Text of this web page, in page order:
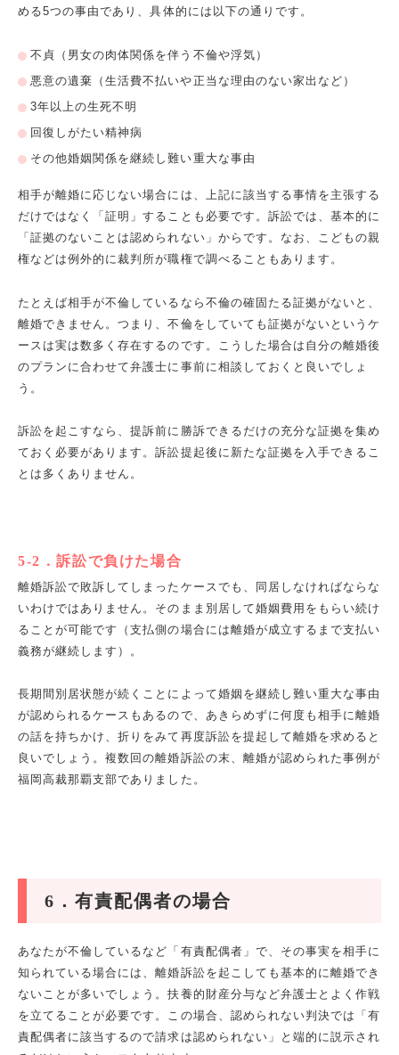
める5つの事由であり、具体的には以下の通りです。
不貞（男女の肉体関係を伴う不倫や浮気）
悪意の遺棄（生活費不払いや正当な理由のない家出など）
3年以上の生死不明
回復しがたい精神病
その他婚姻関係を継続し難い重大な事由
相手が離婚に応じない場合には、上記に該当する事情を主張する
だけではなく「証明」することも必要です。訴訟では、基本的に
「証拠のないことは認められない」からです。なお、こどもの親
権などは例外的に裁判所が職権で調べることもあります。
たとえば相手が不倫しているなら不倫の確固たる証拠がないと、
離婚できません。つまり、不倫をしていても証拠がないというケ
ースは実は数多く存在するのです。こうした場合は自分の離婚後
のプランに合わせて弁護士に事前に相談しておくと良いでしょ
う。
訴訟を起こすなら、提訴前に勝訴できるだけの充分な証拠を集め
ておく必要があります。訴訟提起後に新たな証拠を入手できるこ
とは多くありません。
5-2 ．訴訟で負けた場合
離婚訴訟で敗訴してしまったケースでも、同居しなければならな
いわけではありません。そのまま別居して婚姻費用をもらい続け
ることが可能です（支払側の場合には離婚が成立するまで支払い
義務が継続します）。
長期間別居状態が続くことによって婚姻を継続し難い重大な事由
が認められるケースもあるので、あきらめずに何度も相手に離婚
の話を持ちかけ、折りをみて再度訴訟を提起して離婚を求めると
良いでしょう。複数回の離婚訴訟の末、離婚が認められた事例が
福岡高裁那覇支部でありました。
6 ．有責配偶者の場合
あなたが不倫しているなど「有責配偶者」で、その事実を相手に
知られている場合には、離婚訴訟を起こしても基本的に離婚でき
ないことが多いでしょう。扶養的財産分与など弁護士とよく作戦
を立てることが必要です。この場合、認められない判決では「有
責配偶者に該当するので請求は認められない」と端的に説示され